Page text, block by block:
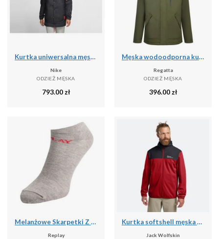
Kurtka uniwersalna męska Nike Kyrie Protect
Nike
ODZIEŻ MĘSKA
793.00 zł
Męska wodoodporna kurtka Slyvan
Regatta
ODZIEŻ MĘSKA
396.00 zł
Melanżowe Skarpetki Z Logo Dla Dorosłych Unisex (zestaw 3 Sztuk)
Replay
Kurtka softshell męska Jack Wolfskin Feldberg Hoody
Jack Wolfskin